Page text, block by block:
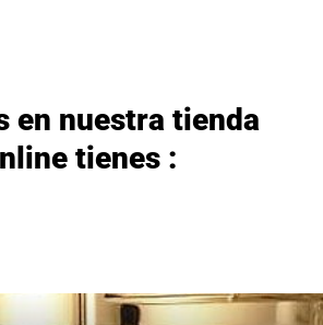
en nuestra tienda
tienes :